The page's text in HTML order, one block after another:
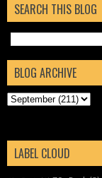
SEARCH THIS BLOG
BLOG ARCHIVE
LABEL CLOUD